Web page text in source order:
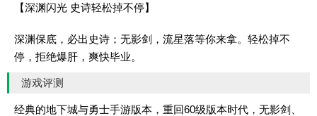
【深渊闪光 史诗轻松掉不停】
深渊保底，必出史诗；无影剑，流星落等你来拿。轻松掉不
停，拒绝爆肝，爽快毕业。
游戏评测
经典的地下城与勇士手游版本，重回60级版本时代，无影剑、